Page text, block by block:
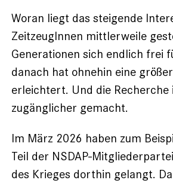
Woran liegt das steigende
ZeitzeugInnen mittlerweile
Generationen sich endlich frei
danach hat ohnehin eine
erleichtert. Und die
zugänglicher gemacht.
Im März 2026 haben zum
Teil der NSDAP-
des Krieges dorthin gelangt.